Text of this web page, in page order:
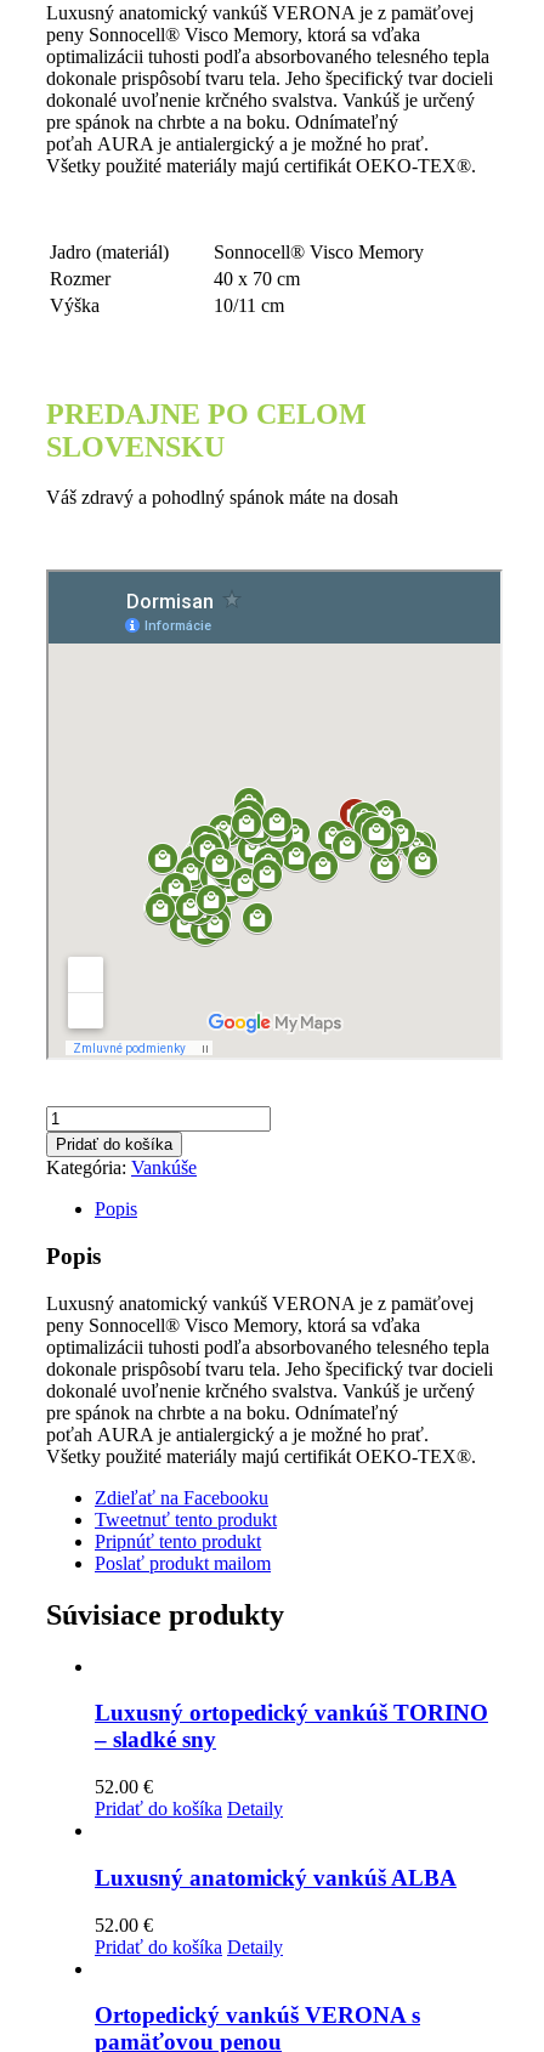
Luxusný anatomický vankúš VERONA je z pamäťovej
peny Sonnocell® Visco Memory, ktorá sa vďaka
optimalizácii tuhosti podľa absorbovaného telesného tepla
dokonale prispôsobí tvaru tela. Jeho špecifický tvar docieli
dokonalé uvoľnenie krčného svalstva. Vankúš je určený
pre spánok na chrbte a na boku. Odnímateľný
poťah AURA je antialergický a je možné ho prať.
Všetky použité materiály majú certifikát OEKO-TEX®.
Jadro (materiál)
Sonnocell® Visco Memory
Rozmer
40 x 70 cm
Výška
10/11 cm
PREDAJNE PO CELOM
SLOVENSKU
Váš zdravý a pohodlný spánok máte na dosah
množstvo
Luxusný
vankúš
VERONA
AURA
spokojný
spánok
Pridať do košíka
Kategória: Vankúše
Popis
Popis
Luxusný anatomický vankúš VERONA je z pamäťovej
peny Sonnocell® Visco Memory, ktorá sa vďaka
optimalizácii tuhosti podľa absorbovaného telesného tepla
dokonale prispôsobí tvaru tela. Jeho špecifický tvar docieli
dokonalé uvoľnenie krčného svalstva. Vankúš je určený
pre spánok na chrbte a na boku. Odnímateľný
poťah AURA je antialergický a je možné ho prať.
Všetky použité materiály majú certifikát OEKO-TEX®.
Zdieľať na Facebooku
Tweetnuť tento produkt
Pripnúť tento produkt
Poslať produkt mailom
Súvisiace produkty
Luxusný ortopedický vankúš TORINO
– sladké sny
52.00 €
Pridať do košíka Detaily
Luxusný anatomický vankúš ALBA
52.00 €
Pridať do košíka Detaily
Ortopedický vankúš VERONA s
pamäťovou penou